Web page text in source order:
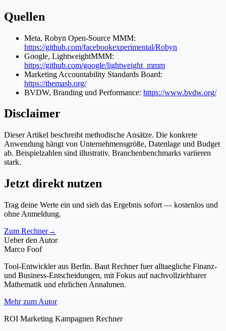
Quellen
Meta, Robyn Open-Source MMM:
https://github.com/facebookexperimental/Robyn
Google, LightweightMMM:
https://github.com/google/lightweight_mmm
Marketing Accountability Standards Board:
https://themasb.org/
BVDW, Branding und Performance: https://www.bvdw.org/
Disclaimer
Dieser Artikel beschreibt methodische Ansätze. Die konkrete
Anwendung hängt von Unternehmensgröße, Datenlage und Budget
ab. Beispielzahlen sind illustrativ. Branchenbenchmarks variieren
stark.
Jetzt direkt nutzen
Trag deine Werte ein und sieh das Ergebnis sofort — kostenlos und
ohne Anmeldung.
Zum Rechner→
Ueber den Autor
Marco Foof
Tool-Entwickler aus Berlin. Baut Rechner fuer alltaegliche Finanz-
und Business-Entscheidungen, mit Fokus auf nachvollziehbarer
Mathematik und ehrlichen Annahmen.
Mehr zum Autor
ROI Marketing Kampagnen Rechner